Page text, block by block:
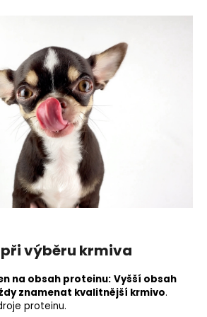
výběru krmiva
na obsah proteinu: Vyšší obsah
znamenat kvalitnější krmivo.
proteinu.